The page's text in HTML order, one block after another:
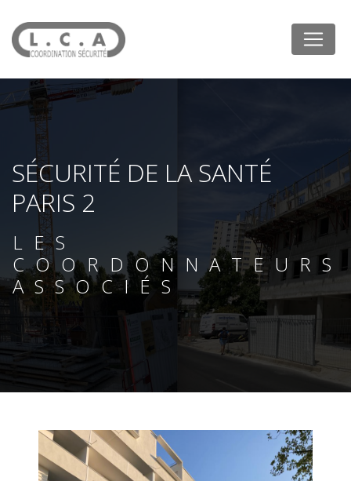
SÉCURITÉ DE LA SANTÉ
PARIS 2
LES
COORDONNATEURS
ASSOCIÉS